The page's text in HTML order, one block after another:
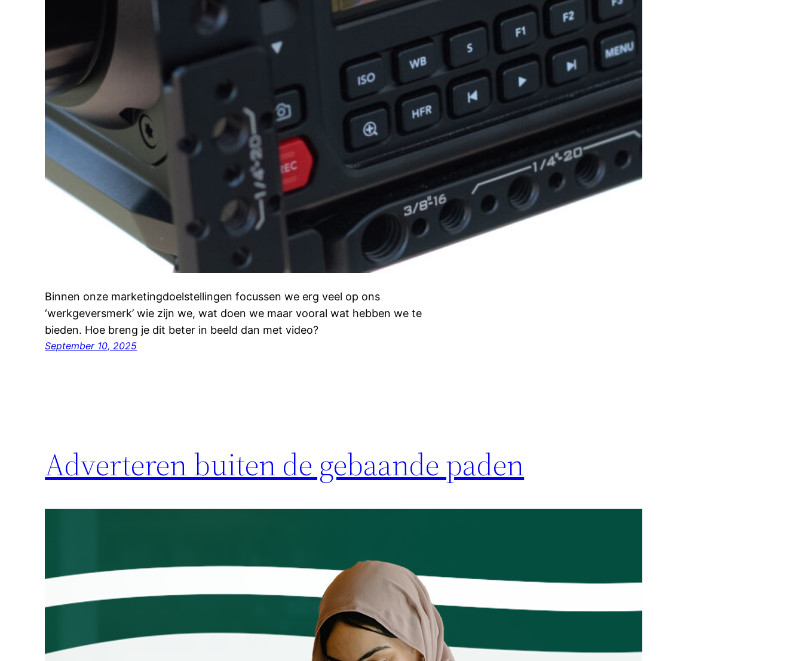
Binnen onze marketingdoelstellingen focussen we erg veel op ons
‘werkgeversmerk’ wie zijn we, wat doen we maar vooral wat hebben we te
bieden. Hoe breng je dit beter in beeld dan met video?
September 10, 2025
Adverteren buiten de gebaande paden